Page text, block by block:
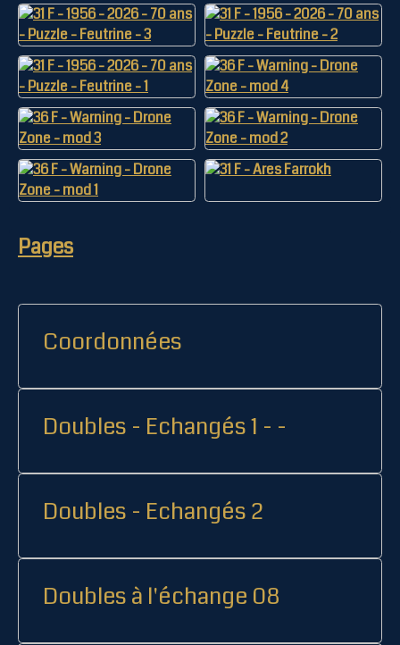
Pages
Coordonnées
Doubles - Echangés 1 - -
Doubles - Echangés 2
Doubles à l'échange 08